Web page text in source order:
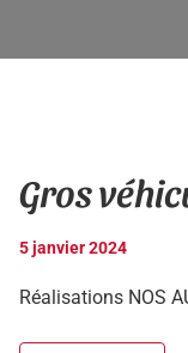
Gros
5 janvier 2024
Réalisations NOS